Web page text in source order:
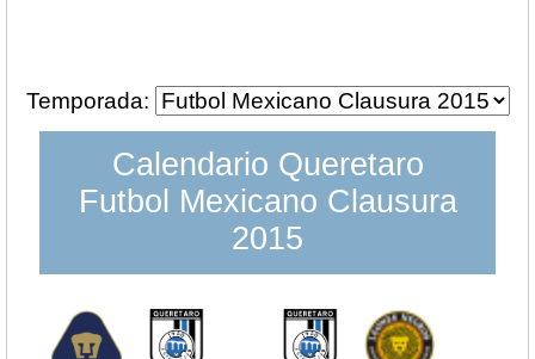
Temporada:
Calendario Queretaro
Futbol Mexicano Clausura
2015